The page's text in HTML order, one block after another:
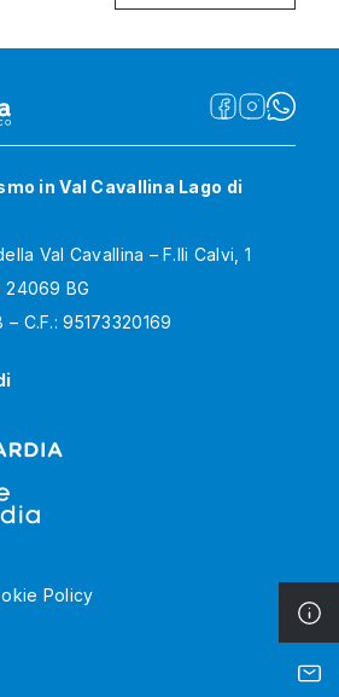
in Val Cavallina Lago di
Val Cavallina – F.lli Calvi, 1
BG
C.F.: 95173320169
Policy